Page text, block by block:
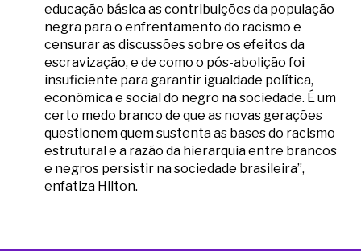
educação básica as contribuições da população
negra para o enfrentamento do racismo e
censurar as discussões sobre os efeitos da
escravização, e de como o pós-abolição foi
insuficiente para garantir igualdade política,
econômica e social do negro na sociedade. É um
certo medo branco de que as novas gerações
questionem quem sustenta as bases do racismo
estrutural e a razão da hierarquia entre brancos
e negros persistir na sociedade brasileira”,
enfatiza Hilton.